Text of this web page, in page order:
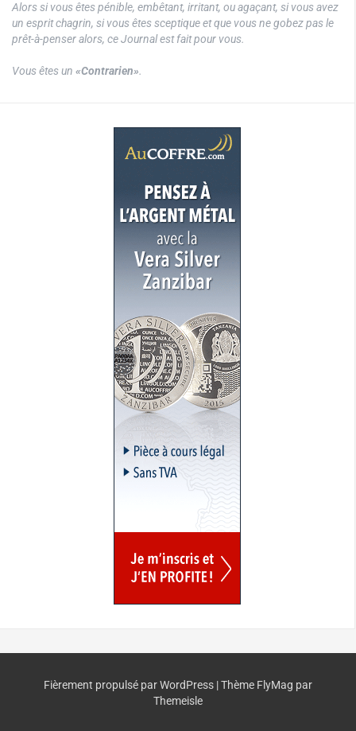
Alors si vous êtes pénible, embêtant, irritant, ou agaçant, si vous avez
un esprit chagrin, si vous êtes sceptique et que vous ne gobez pas le
prêt-à-penser alors, ce Journal est fait pour vous.
Vous êtes un «Contrarien».
Fièrement propulsé par WordPress |Thème FlyMag par
Themeisle